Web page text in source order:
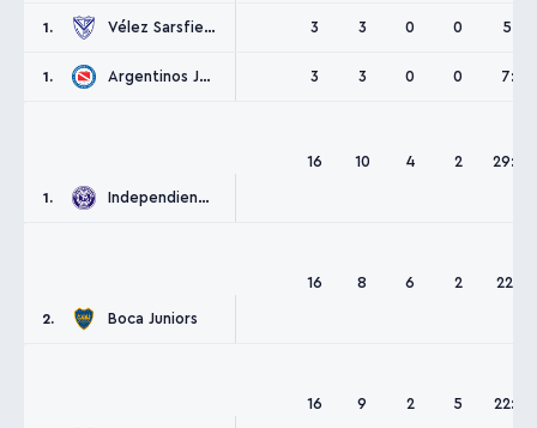
1. Vélez Sarsfield 3 3 0 0 5:1
1. Argentinos Juniors 3 3 0 0 7:2
1. Independiente Rivadavia
16 10 4 2 29:15
2. Boca Juniors
16 8 6 2 22:9
16 9 2 5 22:12